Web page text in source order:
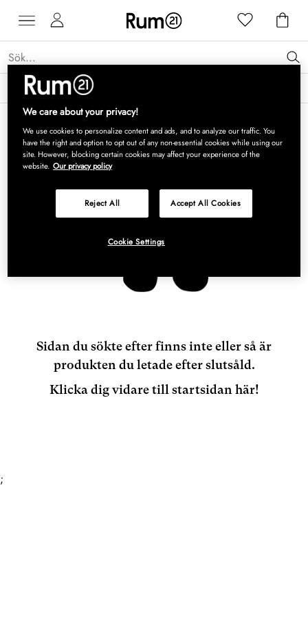
Få 15 % rabatt på Grythyttan Stålmöbler* →
Sidan du sökte efter finns inte eller så är
produkten du letade efter slutsåld.
Klicka dig vidare till startsidan här!
;
We care about your privacy!
We use cookies to personalize content and ads, and to analyze our traffic. You
have the right and option to opt out of any non-essential cookies while using our
site. However, blocking certain cookies may affect your experience of the
website. Our privacy policy
Reject All Accept All Cookies
Cookie Settings